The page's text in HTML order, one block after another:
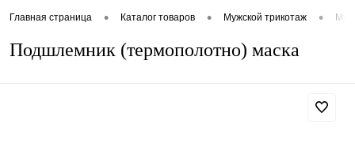
Главная страница • Каталог товаров • Мужской трикотаж •
Подшлемник (термополотно) маска